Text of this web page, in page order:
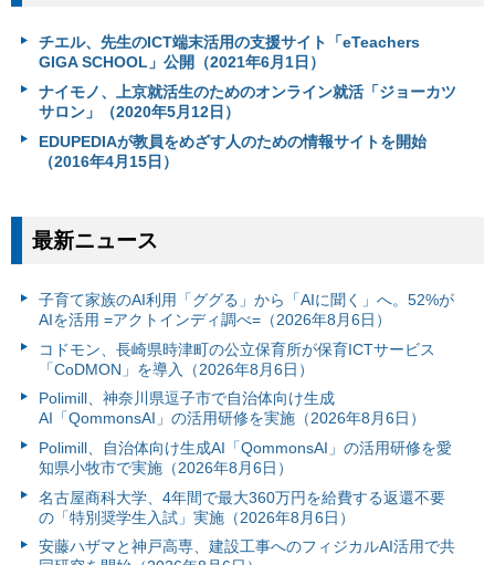
チエル、先生のICT端末活用の支援サイト「eTeachers
GIGA SCHOOL」公開（2021年6月1日）
ナイモノ、上京就活生のためのオンライン就活「ジョーカツ
サロン」（2020年5月12日）
EDUPEDIAが教員をめざす人のための情報サイトを開始
（2016年4月15日）
最新ニュース
子育て家族のAI利用「ググる」から「AIに聞く」へ。52%が
AIを活用 =アクトインディ調べ=（2026年8月6日）
コドモン、長崎県時津町の公立保育所が保育ICTサービス
「CoDMON」を導入（2026年8月6日）
Polimill、神奈川県逗子市で自治体向け生成
AI「QommonsAI」の活用研修を実施（2026年8月6日）
Polimill、自治体向け生成AI「QommonsAI」の活用研修を愛
知県小牧市で実施（2026年8月6日）
名古屋商科大学、4年間で最大360万円を給費する返還不要
の「特別奨学生入試」実施（2026年8月6日）
安藤ハザマと神戸高専、建設工事へのフィジカルAI活用で共